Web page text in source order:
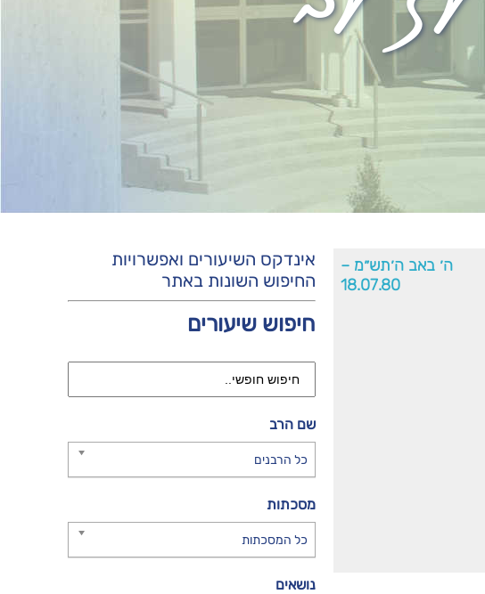
ה׳ באב ה׳תש״מ –
18.07.80
אינדקס השיעורים ואפשרויות
החיפוש השונות באתר
חיפוש שיעורים
שם הרב
כל הרבנים
מסכתות
כל המסכתות
נושאים